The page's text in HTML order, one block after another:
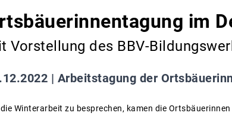
im
Vorstellung des BBV-
| Arbeitstagung der
die Winterarbeit zu besprechen, kamen die